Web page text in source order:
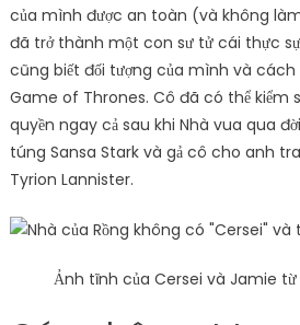
của mình được an toàn (và không
đã trở thành một con sư tử cái thực
cũng biết đối tượng của mình và cách
Game of Thrones. Cô đã có thể kiểm
quyền ngay cả sau khi Nhà vua qua
túng Sansa Stark và gả cô cho anh
Tyrion Lannister.
Ảnh tĩnh của Cersei và Jamie